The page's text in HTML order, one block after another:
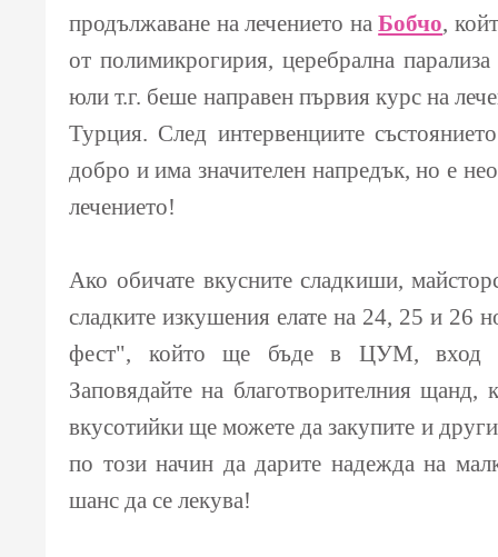
продължаване на лечението наБобчо,
от полимикрогирия, церебрална
юли т.г. беше направен първия курс на
Турция. След интервенциите
добро и има значителен напредък, но е
лечението!
Ако обичате вкусните сладкиши,
сладките изкушения елате на 24, 25 и 26
фест", който ще бъде в ЦУМ, вход
Заповядайте на благотворителния щанд,
вкусотийки ще можете да закупите и
по този начин да дарите надежда на
шанс да се лекува!